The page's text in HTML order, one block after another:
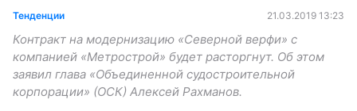
Тенденции 21.03.2019 13:23
Контракт на модернизацию «Северной верфи» с
компанией «Метрострой» будет расторгнут. Об этом
заявил глава «Объединенной судостроительной
корпорации» (ОСК) Алексей Рахманов.